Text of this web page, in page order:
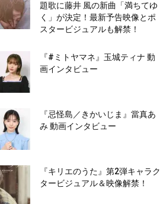
題歌に藤井 風の新曲「満ちてゆ
く」が決定！最新予告映像とポ
スタービジュアルも解禁！
『#ミトヤマネ』玉城ティナ 動
画インタビュー
『忌怪島／きかいじま』當真あ
み 動画インタビュー
『キリエのうた』第2弾キャラク
タービジュアル＆映像解禁！